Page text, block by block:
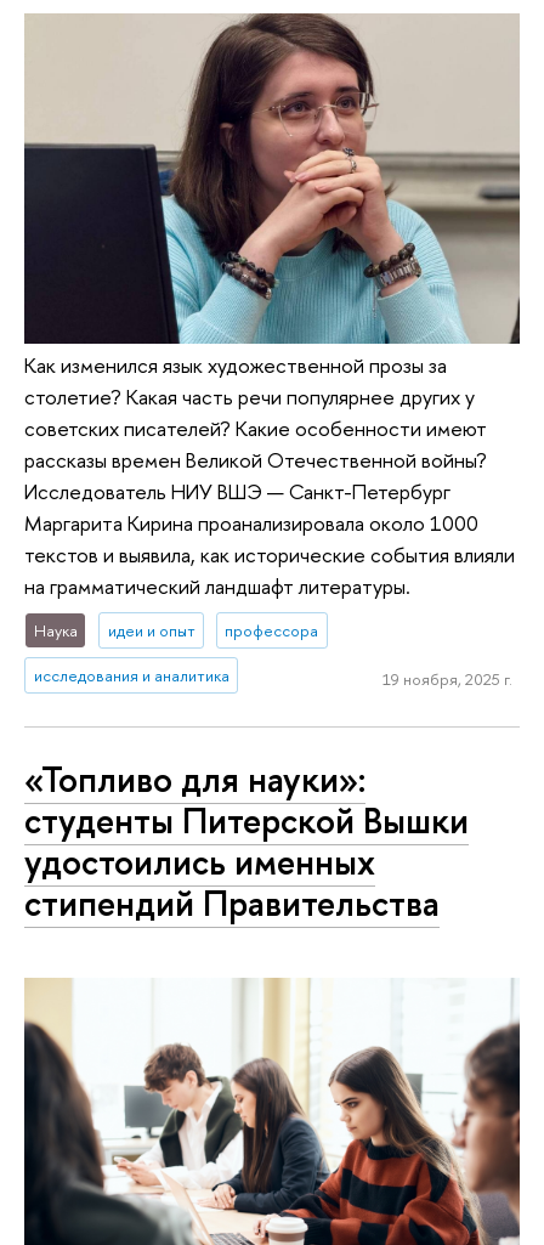
Как изменился язык художественной прозы за
столетие? Какая часть речи популярнее других у
советских писателей? Какие особенности имеют
рассказы времен Великой Отечественной войны?
Исследователь НИУ ВШЭ — Санкт-Петербург
Маргарита Кирина проанализировала около 1000
текстов и выявила, как исторические события влияли
на грамматический ландшафт литературы.
Наука идеи и опыт профессора
исследования и аналитика 19 ноября, 2025 г.
«Топливо для науки»:
студенты Питерской Вышки
удостоились именных
стипендий Правительства